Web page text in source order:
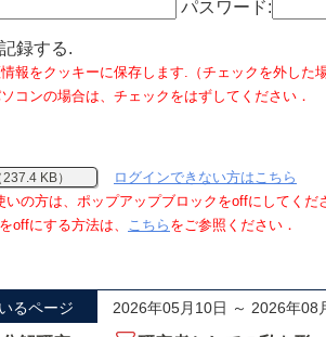
パスワード:
録する.
報をクッキーに保存します.（チェックを外した
コンの場合は、チェックをはずしてください．
KB）
ログインできない方はこちら
いの方は、ポップアップブロックをoffにしてくだ
offにする方法は、 こちら をご参照ください．
るページ 2026年05月10日 ～ 2026年08